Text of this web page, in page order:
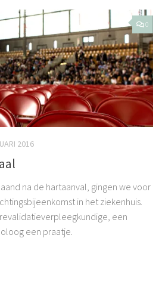
0
2016
na de hartaanval, gingen we voor
in het ziekenhuis.
een
een praatje.